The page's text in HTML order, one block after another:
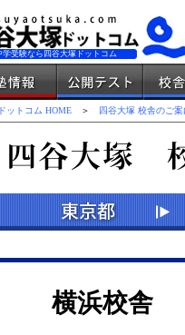
学受験なら四谷大塚ドットコム
ットコム HOME ＞ 四谷大塚 校舎のご案
横浜校舎